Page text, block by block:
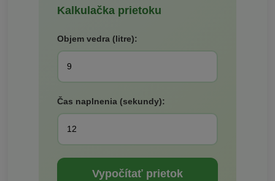
Kalkulačka prietoku
Objem vedra (litre):
Čas naplnenia (sekundy):
Vypočítať prietok